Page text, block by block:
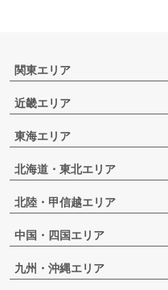
関東エリア
近畿エリア
東海エリア
北海道・東北エリア
北陸・甲信越エリア
中国・四国エリア
九州・沖縄エリア